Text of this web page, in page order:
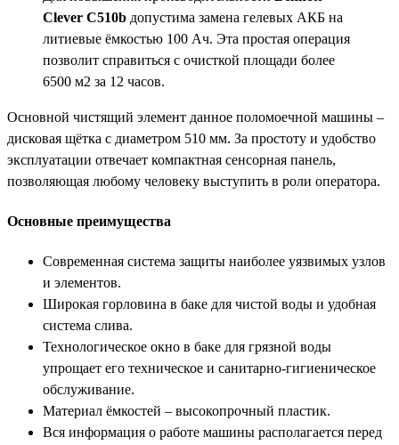
Clever C510b допустима замена гелевых АКБ на
литиевые ёмкостью 100 Ач. Эта простая операция
позволит справиться с очисткой площади более
6500 м2 за 12 часов.
Основной чистящий элемент данное поломоечной машины –
дисковая щётка с диаметром 510 мм. За простоту и удобство
эксплуатации отвечает компактная сенсорная панель,
позволяющая любому человеку выступить в роли оператора.
Основные преимущества
Современная система защиты наиболее уязвимых узлов
и элементов.
Широкая горловина в баке для чистой воды и удобная
система слива.
Технологическое окно в баке для грязной воды
упрощает его техническое и санитарно-гигиеническое
обслуживание.
Материал ёмкостей – высокопрочный пластик.
Вся информация о работе машины располагается перед